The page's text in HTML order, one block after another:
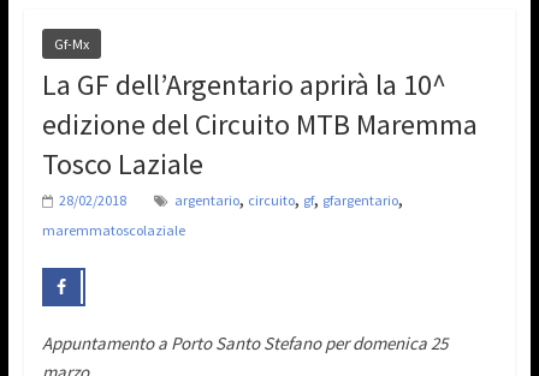
Gf-Mx
La GF dell’Argentario aprirà la 10^
edizione del Circuito MTB Maremma
Tosco Laziale
28/02/2018 argentario, circuito, gf, gfargentario,
maremmatoscolaziale
Appuntamento a Porto Santo Stefano per domenica 25